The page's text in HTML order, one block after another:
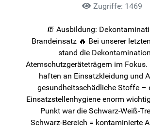
Zugriffe: 1469
🧯 Ausbildung:
Brandeinsatz 🔥 Bei unserer
stand die
Atemschutzgeräteträgern im Fokus.
haften an Einsatzkleidung und
gesundheitsschädliche Stoffe –
Einsatzstellenhygiene enorm
Punkt war die Schwarz-Weiß-
Schwarz-Bereich = kontaminierte